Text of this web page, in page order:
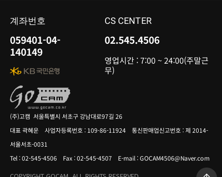
(주)고캠 서울특별시 서초구 강남대로97길 26
대표 곽혜운 사업자등록번호 : 109-86-11924 통신판매업신고번호 : 제 2014-
서울서초-0031
Tel : 02-545-4506 Fax : 02-545-4507 E-mail : GOCAM4506@Naver.com
계좌번호
059401-04-
140149
CS CENTER
02.545.4506
영업시간 : 7:00 ~ 24:00(주말근
무)